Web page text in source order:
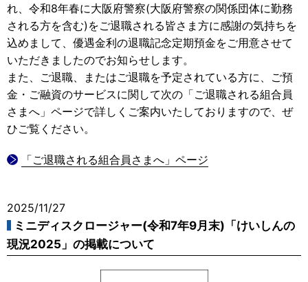
れ、令和8年春に大阪府警察(大阪府警察の関係団体に勤務
される方を含む)をご退職される皆さま方に感謝の気持ちを
込めまして、優遇金利の退職記念定期預金をご用意させて
いただきましたのでお知らせします。
また、ご退職、またはご退職を予定されている方に、ご預
金・ご融資のサービスに関して次の「ご退職される組合員
さまへ」ページで詳しくご案内いたしておりますので、ぜ
ひご覧ください。
「ご退職される組合員さまへ」ページ
2025/11/27
ミニディスクロージャー(令和7年9月末)「けいしんの
現況2025」の掲載について